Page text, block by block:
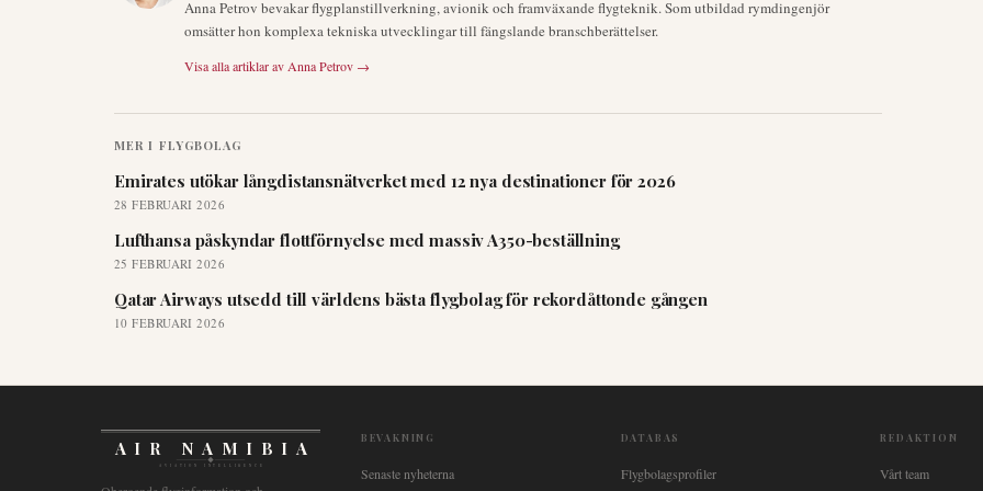
Anna Petrov bevakar flygplanstillverkning, avionik och framväxande flygteknik. Som utbildad rymdingenjör
omsätter hon komplexa tekniska utvecklingar till fängslande branschberättelser.
Visa alla artiklar av Anna Petrov →
MER I FLYGBOLAG
Emirates utökar långdistansnätverket med 12 nya destinationer för 2026
28 FEBRUARI 2026
Lufthansa påskyndar flottförnyelse med massiv A350-beställning
25 FEBRUARI 2026
Qatar Airways utsedd till världens bästa flygbolag för rekordåttonde gången
10 FEBRUARI 2026
AIR NAMIBIA
AVIATION INTELLIGENCE
BEVAKNING
Senaste nyheterna
DATABAS
Flygbolagsprofiler
REDAKTION
Vårt team